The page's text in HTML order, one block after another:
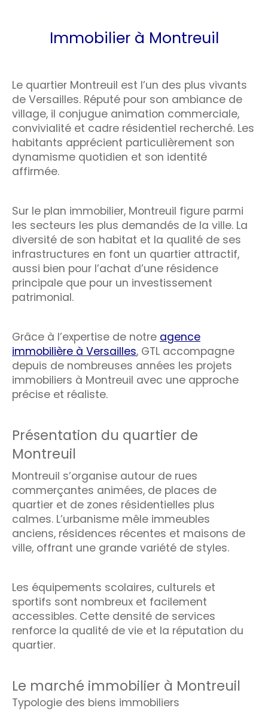
Immobilier à Montreuil
Le quartier Montreuil est l’un des plus vivants
de Versailles. Réputé pour son ambiance de
village, il conjugue animation commerciale,
convivialité et cadre résidentiel recherché. Les
habitants apprécient particulièrement son
dynamisme quotidien et son identité
affirmée.
Sur le plan immobilier, Montreuil figure parmi
les secteurs les plus demandés de la ville. La
diversité de son habitat et la qualité de ses
infrastructures en font un quartier attractif,
aussi bien pour l’achat d’une résidence
principale que pour un investissement
patrimonial.
Grâce à l’expertise de notre agence
immobilière à Versailles, GTL accompagne
depuis de nombreuses années les projets
immobiliers à Montreuil avec une approche
précise et réaliste.
Présentation du quartier de
Montreuil
Montreuil s’organise autour de rues
commerçantes animées, de places de
quartier et de zones résidentielles plus
calmes. L’urbanisme mêle immeubles
anciens, résidences récentes et maisons de
ville, offrant une grande variété de styles.
Les équipements scolaires, culturels et
sportifs sont nombreux et facilement
accessibles. Cette densité de services
renforce la qualité de vie et la réputation du
quartier.
Le marché immobilier à Montreuil
Typologie des biens immobiliers